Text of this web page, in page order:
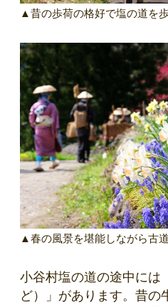
▲昔の歩荷の格好で塩の道を
▲春の風景を堪能しながら古
小谷村塩の道の途中には
ど）」があります。昔の